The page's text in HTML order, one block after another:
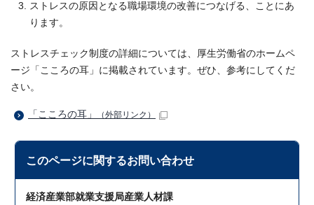
ストレスの原因となる職場環境の改善につなげる、ことにあ
ります。
ストレスチェック制度の詳細については、厚生労働省のホームペ
ージ「こころの耳」に掲載されています。ぜひ、参考にしてくだ
さい。
「こころの耳」 （外部リンク）
このページに関するお問い合わせ
経済産業部就業支援局産業人材課